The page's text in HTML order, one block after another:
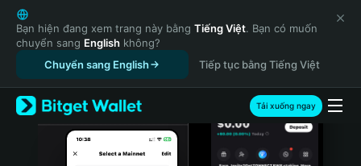
English
日本語
Tiếng Việt
Русский
Español (Latinoamérica)
Türkçe
Italiano
Bạn hiện đang xem trang này bằng Tiếng Việt. Bạn có muốn
chuyển sang English không?
Chuyển sang English
Tiếp tục bằng Tiếng Việt
Tải xuống ngay